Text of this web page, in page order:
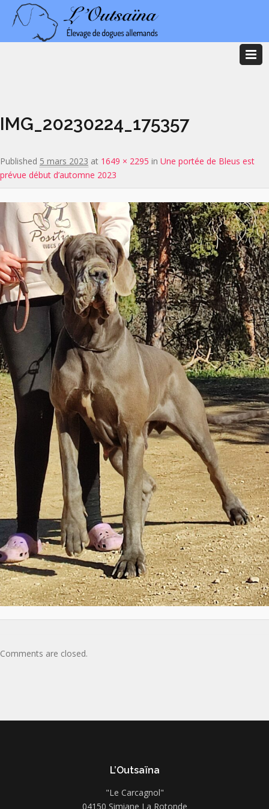
IMG_20230224_175357
Published 5 mars 2023 at 1649 × 2295 in Une portée de Bleus est
prévue début d’automne 2023
Comments are closed.
L’Outsaïna
"Le Carcagnol"
04150 Simiane La Rotonde